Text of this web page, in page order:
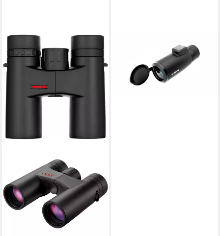
MD 7x42 C WP Fernglas
132,00 €
12,06 €
mtl. in 12 Raten
lieferbar - in 2-3 Werktagen bei dir